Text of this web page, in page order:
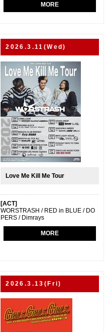
MORE
2026.3.11(Wed)
Love Me Kill Me Tour
[ACT]
WORSTRASH / RED in BLUE / DO
PERS / Dimrays
MORE
2026.3.13(Fri)